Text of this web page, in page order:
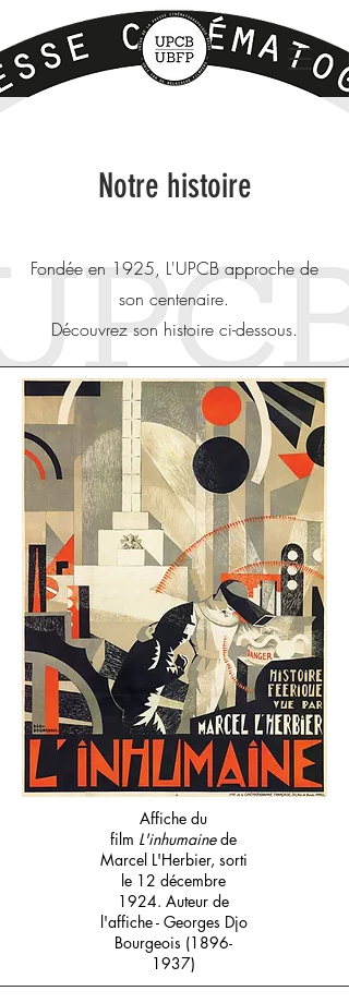
Notre histoire
Fondée en 1925, L'UPCB approche de
son centenaire.
Découvrez son histoire ci-dessous.
Affiche du
film L'inhumainede
Marcel L'Herbier, sorti
le 12 décembre
1924. Auteur de
l'affiche - Georges Djo
Bourgeois (1896-
1937)